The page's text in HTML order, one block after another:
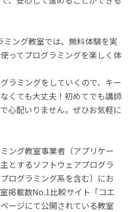
ミング教室では、無料体験を実
ってプログラミングを楽しく体
ラミングをしていくので、キー
くても大丈夫！初めてでも講師
心配いりません。ぜひお気軽に
ング教室事業者（アプリケー
とするソフトウェアプログラ
ログラミング系を含む）にお
掲載数No.1比較サイト「コエ
ージにて公開されている教室